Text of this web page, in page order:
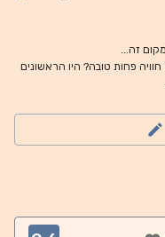
זה...
פחות טובה? היו הראשונים